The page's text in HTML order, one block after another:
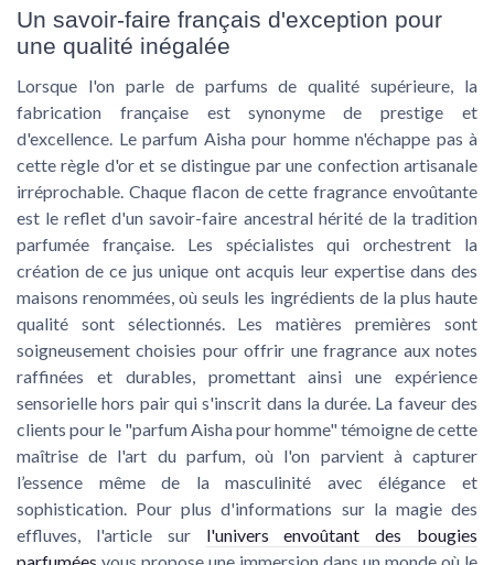
Un savoir-faire français d'exception pour
une qualité inégalée
Lorsque l'on parle de parfums de qualité supérieure, la
fabrication française est synonyme de prestige et
d'excellence. Le parfum Aisha pour homme n'échappe pas à
cette règle d'or et se distingue par une confection artisanale
irréprochable. Chaque flacon de cette fragrance envoûtante
est le reflet d'un savoir-faire ancestral hérité de la tradition
parfumée française. Les spécialistes qui orchestrent la
création de ce jus unique ont acquis leur expertise dans des
maisons renommées, où seuls les ingrédients de la plus haute
qualité sont sélectionnés. Les matières premières sont
soigneusement choisies pour offrir une fragrance aux notes
raffinées et durables, promettant ainsi une expérience
sensorielle hors pair qui s'inscrit dans la durée. La faveur des
clients pour le "parfum Aisha pour homme" témoigne de cette
maîtrise de l'art du parfum, où l'on parvient à capturer
l’essence même de la masculinité avec élégance et
sophistication. Pour plus d'informations sur la magie des
effluves, l'article sur l'univers envoûtant des bougies